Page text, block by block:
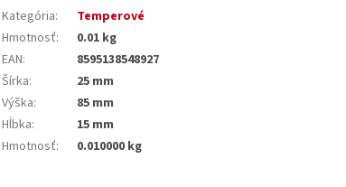
Kategória:
Temperové
Hmotnosť:
0.01 kg
EAN:
8595138548927
Šírka:
25 mm
Výška:
85 mm
Hĺbka:
15 mm
Hmotnosť: 0.010000 kg